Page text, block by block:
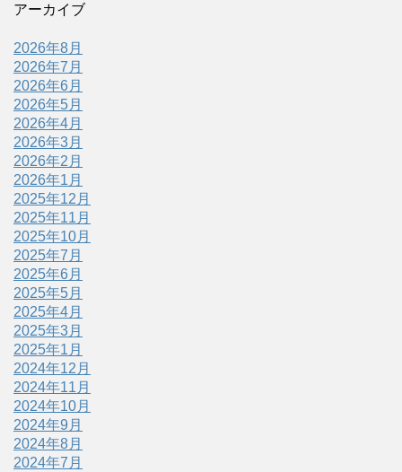
アーカイブ
2026年8月
2026年7月
2026年6月
2026年5月
2026年4月
2026年3月
2026年2月
2026年1月
2025年12月
2025年11月
2025年10月
2025年7月
2025年6月
2025年5月
2025年4月
2025年3月
2025年1月
2024年12月
2024年11月
2024年10月
2024年9月
2024年8月
2024年7月